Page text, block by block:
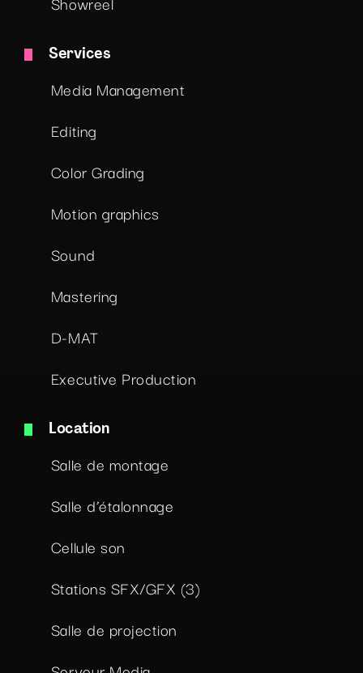
Services
Media Management
Editing
Color Grading
Motion graphics
Sound
Mastering
D-MAT
Executive Production
Location
Salle de montage
Salle d’étalonnage
Cellule son
Stations SFX/GFX (3)
Salle de projection